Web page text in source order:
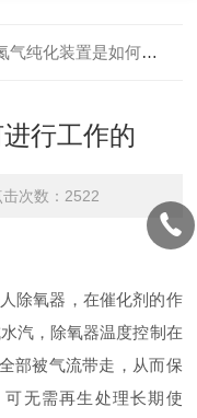
气纯化装置是如何进行工作的
行工作的
次数：2522
除氧器，在催化剂的作
汽，除氧器温度控制在
部被气流带走，从而保
无需再生处理长期使